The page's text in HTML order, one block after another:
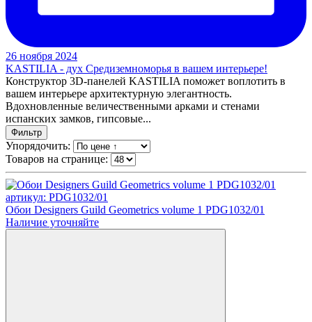
26 ноября 2024
KASTILIA - дух Средиземноморья в вашем интерьере!
Конструктор 3D-панелей KASTILIA поможет воплотить в
вашем интерьере архитектурную элегантность.
Вдохновленные величественными арками и стенами
испанских замков, гипсовые...
Фильтр
Упорядочить:
Товаров на странице:
артикул: PDG1032/01
Обои Designers Guild Geometrics volume 1 PDG1032/01
Наличие уточняйте